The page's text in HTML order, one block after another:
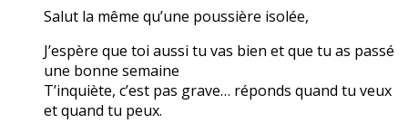
Salut la même qu’une poussière isolée,
J’espère que toi aussi tu vas bien et que tu as passé
une bonne semaine
T’inquiète, c’est pas grave… réponds quand tu veux
et quand tu peux.